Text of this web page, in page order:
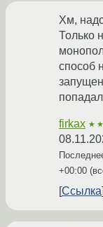
Хм,
Только
способ
firkax
+00:00
Ссылка